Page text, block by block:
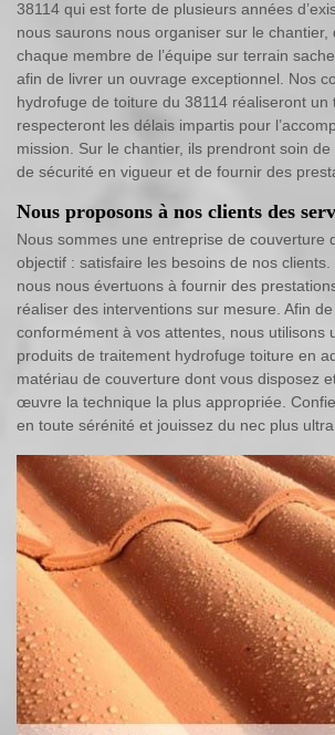
38114 qui est forte de plusieurs années
nous saurons nous organiser sur le chantier,
chaque membre de l’équipe sur terrain
afin de livrer un ouvrage exceptionnel. Nos
hydrofuge de toiture du 38114 réaliseront un
respecteront les délais impartis pour
mission. Sur le chantier, ils prendront soin
de sécurité en vigueur et de fournir des
Nous proposons à nos clients des
Nous sommes une entreprise de couverture
objectif : satisfaire les besoins de nos clients.
nous nous évertuons à fournir des
réaliser des interventions sur mesure. Afin
conformément à vos attentes, nous utilisons
produits de traitement hydrofuge toiture en
matériau de couverture dont vous disposez
œuvre la technique la plus appropriée.
en toute sérénité et jouissez du nec plus